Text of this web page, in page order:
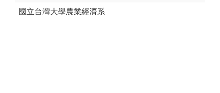
國立台灣大學農業經濟系